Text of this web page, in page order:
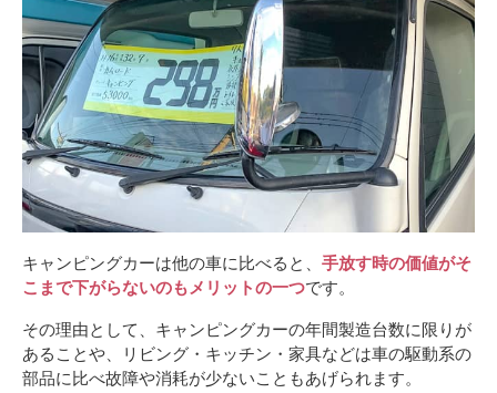
キャンピングカーは他の車に比べると、 手放す時の価値がそ
こまで下がらないのもメリットの一つです。
その理由として、キャンピングカーの年間製造台数に限りが
あることや、リビング・キッチン・家具などは車の駆動系の
部品に比べ故障や消耗が少ないこともあげられます。